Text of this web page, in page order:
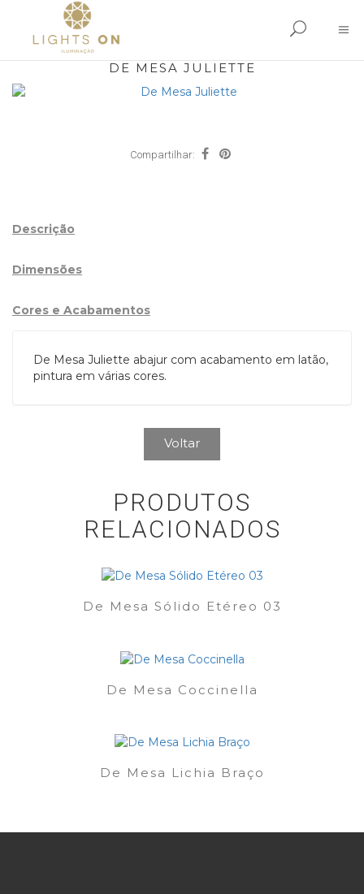
DE MESA JULIETTE
Compartilhar:
Descrição
Dimensões
Cores e Acabamentos
De Mesa Juliette abajur com acabamento em latão,
pintura em várias cores.
Voltar
PRODUTOS
RELACIONADOS
De Mesa Sólido Etéreo 03
De Mesa Coccinella
De Mesa Lichia Braço